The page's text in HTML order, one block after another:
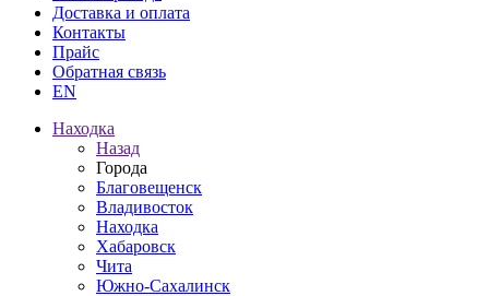
Доставка и оплата
Контакты
Прайс
Обратная связь
EN
Находка
Назад
Города
Благовещенск
Владивосток
Находка
Хабаровск
Чита
Южно-Сахалинск